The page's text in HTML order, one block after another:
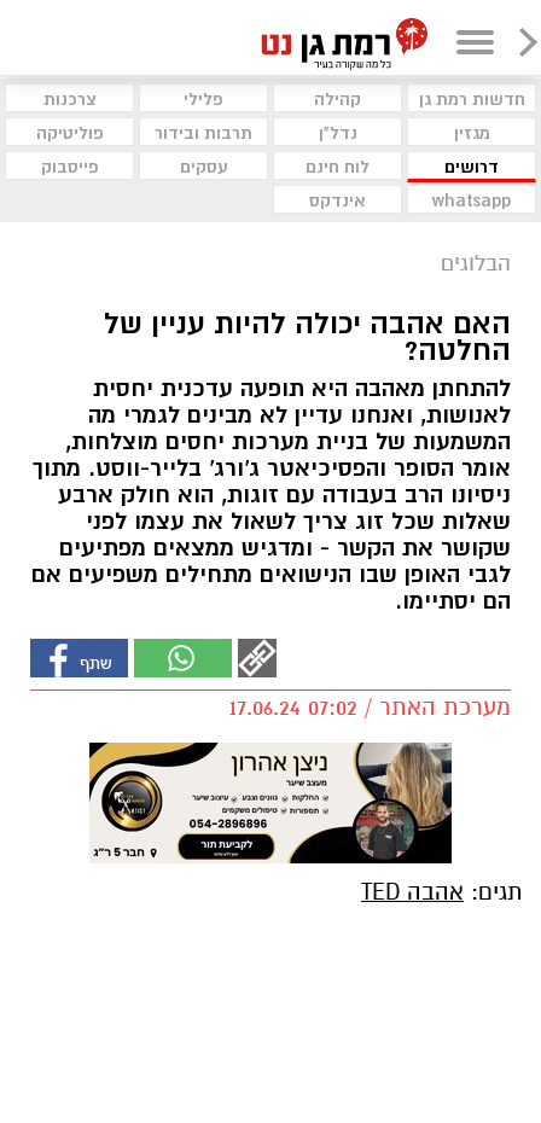
חדשות רמת גן קהילה פלילי
צרכנות
מגזין
נדל"ן תרבות ובידור
פוליטיקה
דרושים
לוח חינם עסקים
פייסבוק
whatsapp
אינדקס
הבלוגים
האם אהבה יכולה להיות עניין של
החלטה?
להתחתן מאהבה היא תופעה עדכנית יחסית
לאנושות, ואנחנו עדיין לא מבינים לגמרי מה
המשמעות של בניית מערכות יחסים מוצלחות,
אומר הסופר והפסיכיאטר ג'ורג' בלייר-ווסט. מתוך
ניסיונו הרב בעבודה עם זוגות, הוא חולק ארבע
שאלות שכל זוג צריך לשאול את עצמו לפני
שקושר את הקשר - ומדגיש ממצאים מפתיעים
לגבי האופן שבו הנישואים מתחילים משפיעים אם
הם יסתיימו.
מערכת האתר / 07:02 17.06.24
תגים: אהבה TED